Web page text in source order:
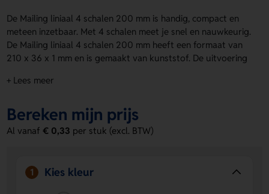
De Mailing liniaal 4 schalen 200 mm is handig, compact en
meteen inzetbaar. Met 4 schalen meet je snel en nauwkeurig.
De Mailing liniaal 4 schalen 200 mm heeft een formaat van
210 x 36 x 1 mm en is gemaakt van kunststof. De uitvoering
ZA en op product gebruiken voor jouw logo, naam of eigen
Voordelen van de Mailing liniaal 4
schalen 200 mm
precies meten.
Ruimte voor jouw bedrukking
+ Lees meer
Bereken mijn prijs
Al vanaf€ 0,33 per stuk (excl. BTW)
1 Kies kleur